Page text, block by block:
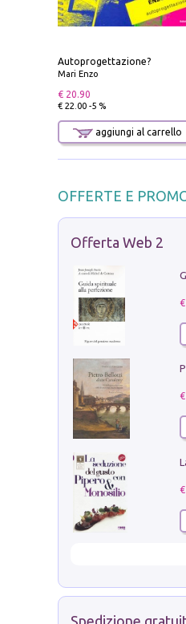
Autoprogettazione?
Mari Enzo
€ 20.90
€ 22.00 -5 %
aggiungi al carrello
OFFERTE E
Offerta Web 2